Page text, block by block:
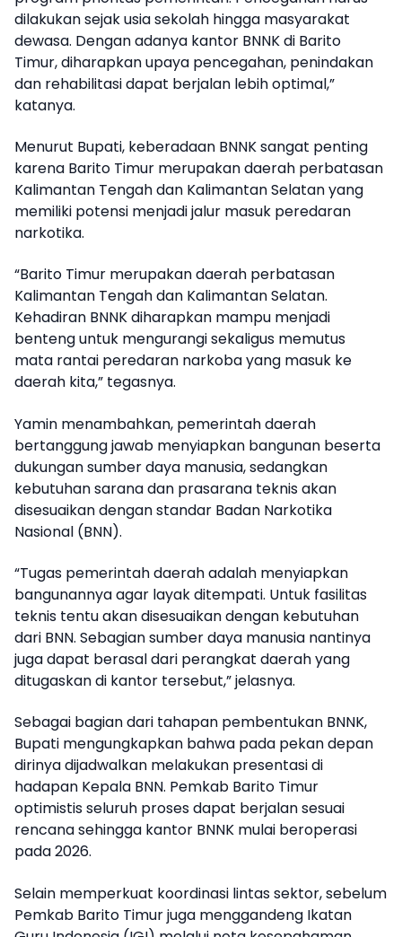
dilakukan sejak usia sekolah hingga masyarakat
dewasa. Dengan adanya kantor BNNK di Barito
Timur, diharapkan upaya pencegahan, penindakan
dan rehabilitasi dapat berjalan lebih optimal,”
katanya.
Menurut Bupati, keberadaan BNNK sangat penting
karena Barito Timur merupakan daerah perbatasan
Kalimantan Tengah dan Kalimantan Selatan yang
memiliki potensi menjadi jalur masuk peredaran
narkotika.
“Barito Timur merupakan daerah perbatasan
Kalimantan Tengah dan Kalimantan Selatan.
Kehadiran BNNK diharapkan mampu menjadi
benteng untuk mengurangi sekaligus memutus
mata rantai peredaran narkoba yang masuk ke
daerah kita,” tegasnya.
Yamin menambahkan, pemerintah daerah
bertanggung jawab menyiapkan bangunan beserta
dukungan sumber daya manusia, sedangkan
kebutuhan sarana dan prasarana teknis akan
disesuaikan dengan standar Badan Narkotika
Nasional (BNN).
“Tugas pemerintah daerah adalah menyiapkan
bangunannya agar layak ditempati. Untuk fasilitas
teknis tentu akan disesuaikan dengan kebutuhan
dari BNN. Sebagian sumber daya manusia nantinya
juga dapat berasal dari perangkat daerah yang
ditugaskan di kantor tersebut,” jelasnya.
Sebagai bagian dari tahapan pembentukan BNNK,
Bupati mengungkapkan bahwa pada pekan depan
dirinya dijadwalkan melakukan presentasi di
hadapan Kepala BNN. Pemkab Barito Timur
optimistis seluruh proses dapat berjalan sesuai
rencana sehingga kantor BNNK mulai beroperasi
pada 2026.
Selain memperkuat koordinasi lintas sektor, sebelum
Pemkab Barito Timur juga menggandeng Ikatan